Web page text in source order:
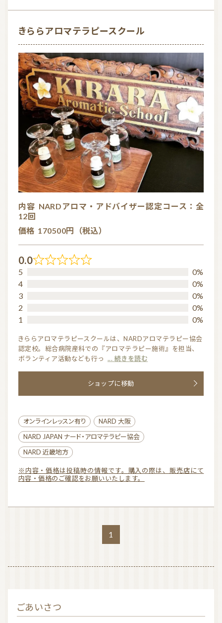
o
きららアロマテラピースクール
内容 NARDアロマ・アドバイザー認定コース：全
12回
価格 170500円（税込）
0.0
R
0.
0
o
f
5
5
0%
4
0%
3
0%
2
0%
1
0%
きららアロマテラピースクールは、NARDアロマテラピー協会
認定校。総合病院産科での『アロマテラピー施術』を担当、
ボランティア活動なども行っ ... 続きを読む
ショップに移動
オンラインレッスン有り
NARD 大阪
NARD JAPAN ナード・アロマテラピー協会
NARD 近畿地方
※内容・価格は投稿時の情報です。購入の際は、販売店にて
内容・価格のご確認をお願いいたします。
1
ごあいさつ